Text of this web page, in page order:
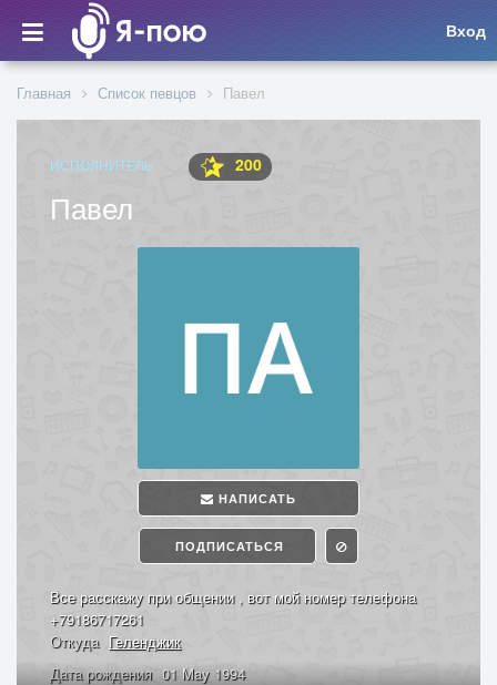
Вход
Главная Список певцов Павел
ИСПОЛНИТЕЛЬ 200
Павел
НАПИСАТЬ
ПОДПИСАТЬСЯ
Все расскажу при общении , вот мой номер телефона
+79186717261
Откуда Геленджик
Дата рождения 01 May 1994